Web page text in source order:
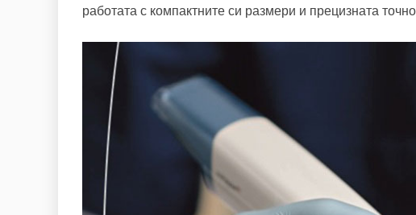
работата с компактните си размери и прецизната